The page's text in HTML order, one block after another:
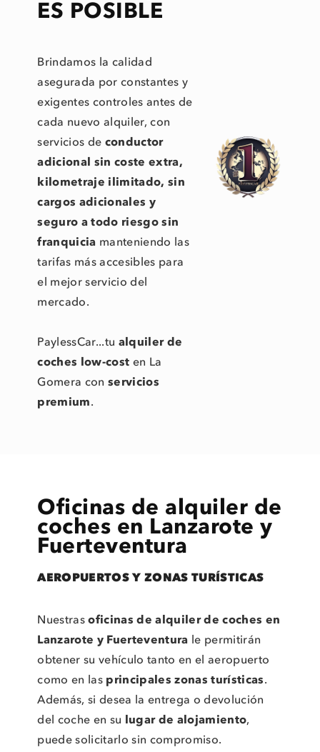
ES POSIBLE
Brindamos la calidad
asegurada por constantes y
exigentes controles antes de
cada nuevo alquiler, con
servicios de conductor
adicional sin coste extra,
kilometraje ilimitado, sin
cargos adicionales y
seguro a todo riesgo sin
franquicia manteniendo las
tarifas más accesibles para
el mejor servicio del
mercado.
PaylessCar...tu alquiler de
coches low-cost en La
Gomera con servicios
premium.
Oficinas de alquiler de
coches en Lanzarote y
Fuerteventura
AEROPUERTOS Y ZONAS TURÍSTICAS
Nuestrasoficinas de alquiler de coches en
Lanzarote y Fuerteventura le permitirán
obtener su vehículo tanto en el aeropuerto
como en las principales zonas turísticas.
Además, si desea la entrega o devolución
del coche en su lugar de alojamiento,
puede solicitarlo sin compromiso.